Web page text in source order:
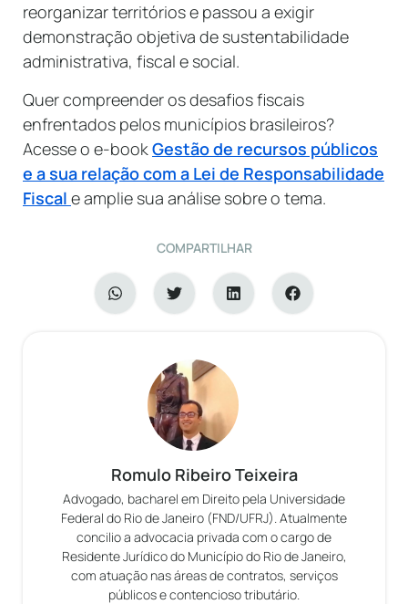
reorganizar territórios e passou a exigir
demonstração objetiva de sustentabilidade
administrativa, fiscal e social.
Quer compreender os desafios fiscais
enfrentados pelos municípios brasileiros?
Acesse o e-book Gestão de recursos públicos
e a sua relação com a Lei de Responsabilidade
Fiscal e amplie sua análise sobre o tema.
COMPARTILHAR
Romulo Ribeiro Teixeira
Advogado, bacharel em Direito pela Universidade
Federal do Rio de Janeiro (FND/UFRJ). Atualmente
concilio a advocacia privada com o cargo de
Residente Jurídico do Município do Rio de Janeiro,
com atuação nas áreas de contratos, serviços
públicos e contencioso tributário.